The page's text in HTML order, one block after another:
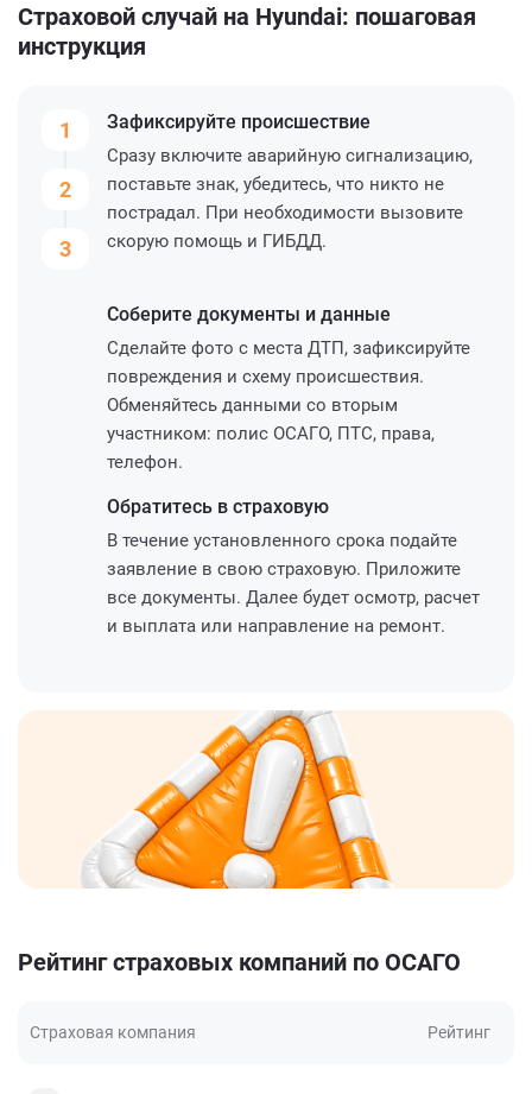
Страховой случай на Hyundai: пошаговая
инструкция
1
2
3
Зафиксируйте происшествие
Сразу включите аварийную сигнализацию,
поставьте знак, убедитесь, что никто не
пострадал. При необходимости вызовите
скорую помощь и ГИБДД.
Соберите документы и данные
Сделайте фото с места ДТП, зафиксируйте
повреждения и схему происшествия.
Обменяйтесь данными со вторым
участником: полис ОСАГО, ПТС, права,
телефон.
Обратитесь в страховую
В течение установленного срока подайте
заявление в свою страховую. Приложите
все документы. Далее будет осмотр, расчет
и выплата или направление на ремонт.
Рейтинг страховых компаний по ОСАГО
Страховая компания Рейтинг